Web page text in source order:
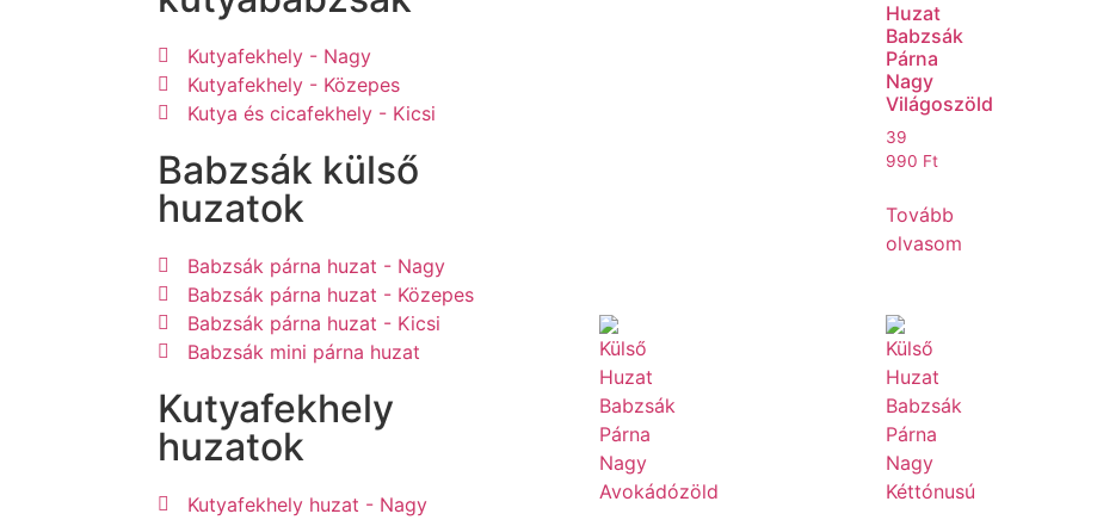
Kutyafekhely - Nagy
Kutyafekhely - Közepes
Kutya és cicafekhely - Kicsi
Babzsák külső
huzatok
Babzsák párna huzat - Nagy
Babzsák párna huzat - Közepes
Babzsák párna huzat - Kicsi
Babzsák mini párna huzat
Kutyafekhely
huzatok
Kutyafekhely huzat - Nagy
Huzat
Babzsák
Párna
Nagy
Világoszöld
39
990 Ft
Tovább
olvasom